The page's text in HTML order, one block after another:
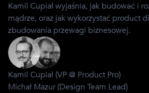
Kamil Cupiał wyjaśnia, jak budować i
mądrze, oraz jak wykorzystać product
zbudowania przewagi biznesowej.
Kamil Cupiał (VP @ Product Pro)
Michał Mazur (Design Team Lead)